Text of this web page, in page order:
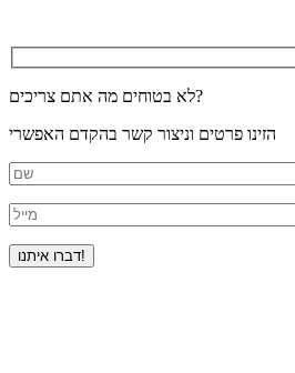
לא בטוחים מה אתם צריכים?
הזינו פרטים וניצור קשר בהקדם האפשרי